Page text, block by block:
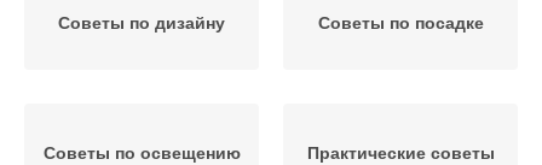
Советы по дизайну Советы по посадке
Советы по освещению Практические советы